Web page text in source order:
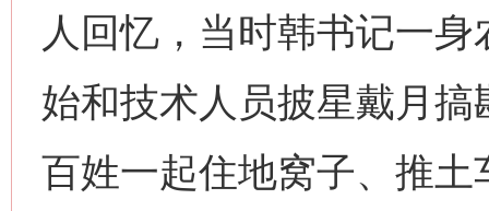
人回忆，当时韩书记一
始和技术人员披星戴月
百姓一起住地窝子、推